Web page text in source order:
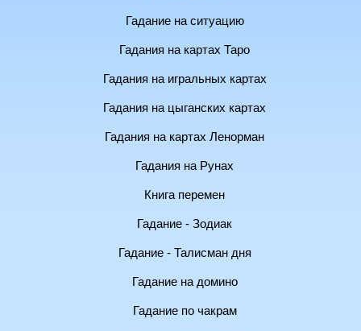
Гадание на ситуацию
Гадания на картах Таро
Гадания на игральных картах
Гадания на цыганских картах
Гадания на картах Ленорман
Гадания на Рунах
Книга перемен
Гадание - Зодиак
Гадание - Талисман дня
Гадание на домино
Гадание по чакрам